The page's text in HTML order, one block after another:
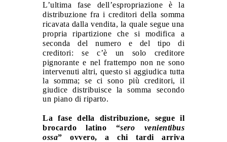
L’ultima fase dell’espropriazione è la
distribuzione fra i creditori della somma
ricavata dalla vendita, la quale segue una
propria ripartizione che si modifica a
seconda del numero e del tipo di
creditori: se c’è un solo creditore
pignorante e nel frattempo non ne sono
intervenuti altri, questo si aggiudica tutta
la somma; se ci sono più creditori, il
giudice distribuisce la somma secondo
un piano di riparto.
La fase della distribuzione, segue il
brocardo latino “sero venientibus
ossa” ovvero, a chi tardi arriva